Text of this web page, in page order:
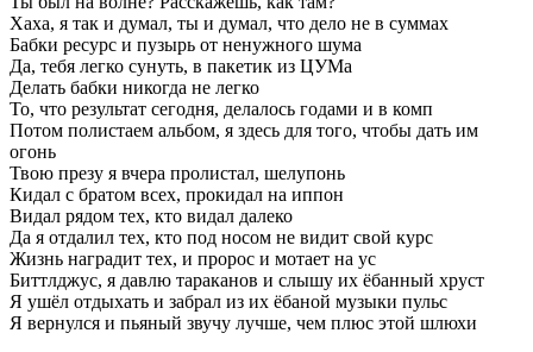
Хаха, я так и думал, ты и думал, что дело не в суммах
Бабки ресурс и пузырь от ненужного шума
Да, тебя легко сунуть, в пакетик из ЦУМа
Делать бабки никогда не легко
То, что результат сегодня, делалось годами и в комп
Потом полистаем альбом, я здесь для того, чтобы дать им
огонь
Твою презу я вчера пролистал, шелупонь
Кидал с братом всех, прокидал на иппон
Видал рядом тех, кто видал далеко
Да я отдалил тех, кто под носом не видит свой курс
Жизнь наградит тех, и пророс и мотает на ус
Биттлджус, я давлю тараканов и слышу их ёбанный хруст
Я ушёл отдыхать и забрал из их ёбаной музыки пульс
Я вернулся и пьяный звучу лучше, чем плюс этой шлюхи